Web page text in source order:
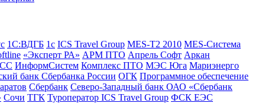
1С:ВДГБ 1с ICS Travel Group MES-T2 2010 MES-Система
«Эксперт РА» АРМ ПТО Апрель Софт Аркан
ИнформСистем Комплекс ПТО МЭС Юга Мариэнерго
банк Сбербанка России ОГК Программное обеспечение
Сбербанк Северо-Западный банк ОАО «Сбербанк
Сочи ТГК Туроператор ICS Travel Group ФСК ЕЭС